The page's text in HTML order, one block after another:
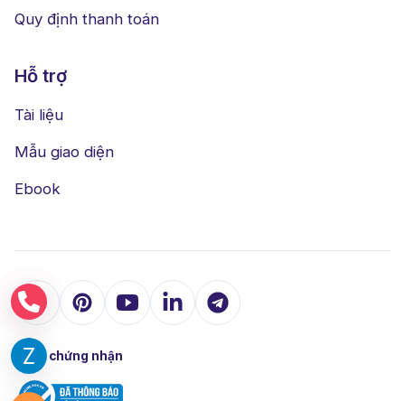
Quy định thanh toán
Hỗ trợ
Tài liệu
Mẫu giao diện
Ebook
Được chứng nhận